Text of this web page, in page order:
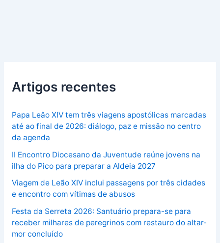
Artigos recentes
Papa Leão XIV tem três viagens apostólicas marcadas
até ao final de 2026: diálogo, paz e missão no centro
da agenda
II Encontro Diocesano da Juventude reúne jovens na
ilha do Pico para preparar a Aldeia 2027
Viagem de Leão XIV inclui passagens por três cidades
e encontro com vítimas de abusos
Festa da Serreta 2026: Santuário prepara-se para
receber milhares de peregrinos com restauro do altar-
mor concluído